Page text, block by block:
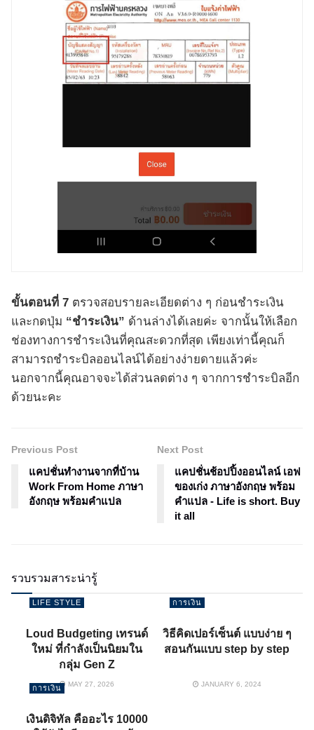
ขั้นตอนที่ 7 ตรวจสอบรายละเอียดต่าง ๆ ก่อนชำระเงิน
และกดปุ่ม “ชำระเงิน” ด้านล่างได้เลยค่ะ จากนั้นให้เลือก
ช่องทางการชำระเงินที่คุณสะดวกที่สุด เพียงเท่านี้คุณก็
สามารถชำระบิลออนไลน์ได้อย่างง่ายดายแล้วค่ะ
นอกจากนี้คุณอาจจะได้ส่วนลดต่าง ๆ จากการชำระบิลอีก
ด้วยนะคะ
Previous Post
แคปชั่นทำงานจากที่บ้าน
Work From Home ภาษา
อังกฤษ พร้อมคำแปล
Next Post
แคปชั่นช้อปปิ้งออนไลน์ เอฟ
ของเก่ง ภาษาอังกฤษ พร้อม
คำแปล - Life is short. Buy
it all
รวบรวมสาระน่ารู้
LIFE STYLE
Loud Budgeting เทรนด์
ใหม่ ที่กำลังเป็นนิยมใน
กลุ่ม Gen Z
MAY 27, 2026
การเงิน
วิธีคิดเปอร์เซ็นต์ แบบง่าย ๆ
สอนกันแบบ step by step
JANUARY 6, 2024
การเงิน
เงินดิจิทัล คืออะไร 10000